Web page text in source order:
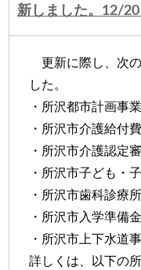
新しました。12/
更新に際し、次
した。
・所沢都市計画事
・所沢市介護給付
・所沢市介護認定
・所沢市子ども・
・所沢市歯科診療
・所沢市入学準備
・所沢市上下水道
詳しくは、以下の